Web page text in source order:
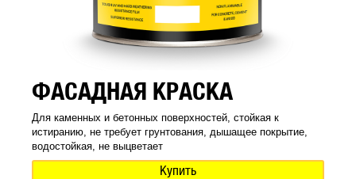
ФАСАДНАЯ КРАСКА
Для каменных и бетонных поверхностей, стойкая к
истиранию, не требует грунтования, дышащее покрытие,
водостойкая, не выцветает
Купить